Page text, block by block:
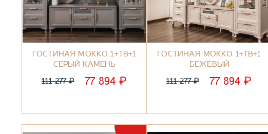
ГОСТИНАЯ МОККО 1+ТВ+1
СЕРЫЙ КАМЕНЬ
111 277₽ 77 894₽
ГОСТИНАЯ МОККО 1+ТВ+1
БЕЖЕВЫЙ
111 277₽ 77 894₽